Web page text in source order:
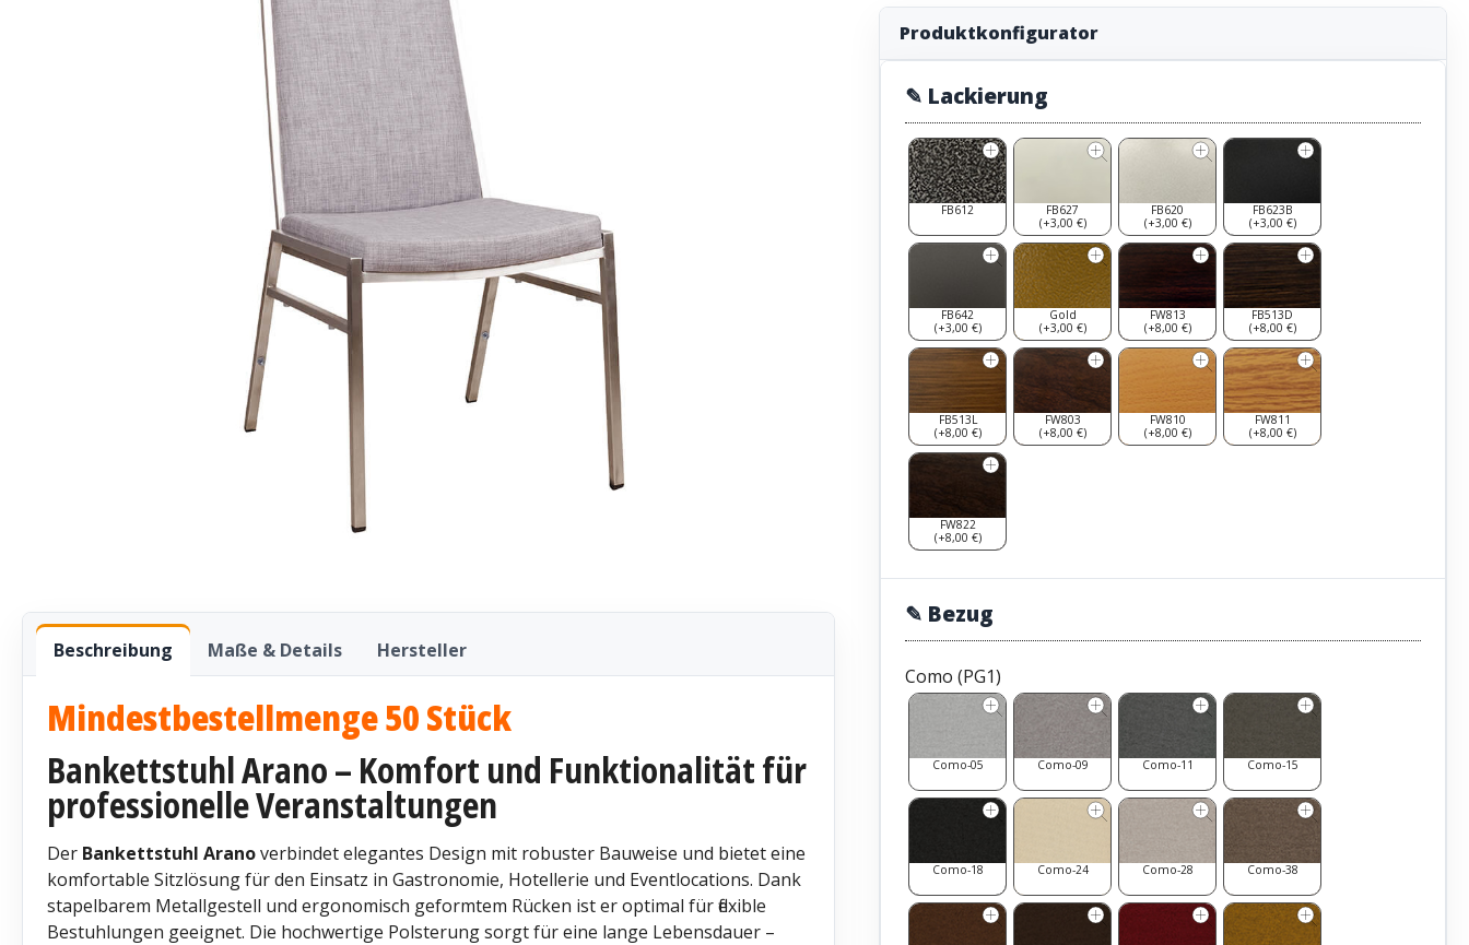
Produktkonfigurator
✎ Lackierung
FB612
FB627
(+3,00 €)
FB620
(+3,00 €)
FB623B
(+3,00 €)
FB642
(+3,00 €)
Gold
(+3,00 €)
FW813
(+8,00 €)
FB513D
(+8,00 €)
FB513L
(+8,00 €)
FW803
(+8,00 €)
FW810
(+8,00 €)
FW811
(+8,00 €)
FW822
(+8,00 €)
✎ Bezug
Como (PG1)
Como-05 Como-09 Como-11 Como-15
Como-18 Como-24 Como-28 Como-38
Beschreibung Maße & Details Hersteller
Mindestbestellmenge 50 Stück
Bankettstuhl Arano – Komfort und Funktionalität für
professionelle Veranstaltungen
Der Bankettstuhl Aranoverbindet elegantes Design mit robuster Bauweise und bietet eine
komfortable Sitzlösung für den Einsatz in Gastronomie, Hotellerie und Eventlocations. Dank
stapelbarem Metallgestell und ergonomisch geformtem Rücken ist er optimal für flexible
Bestuhlungen geeignet. Die hochwertige Polsterung sorgt für eine lange Lebensdauer –